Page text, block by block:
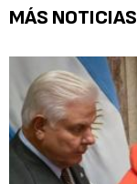
MÁS NOTICIAS